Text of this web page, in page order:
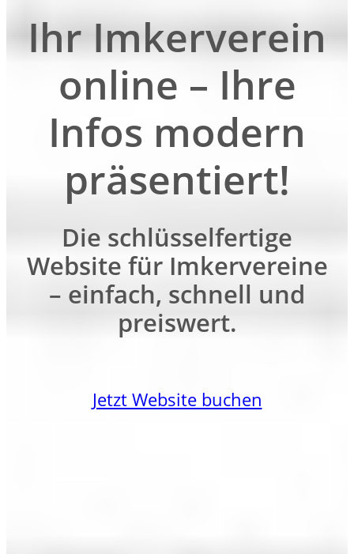
Ihr Imkerverein
online – Ihre
Infos modern
präsentiert!
Die schlüsselfertige
Website für Imkervereine
– einfach, schnell und
preiswert.
Jetzt Website buchen